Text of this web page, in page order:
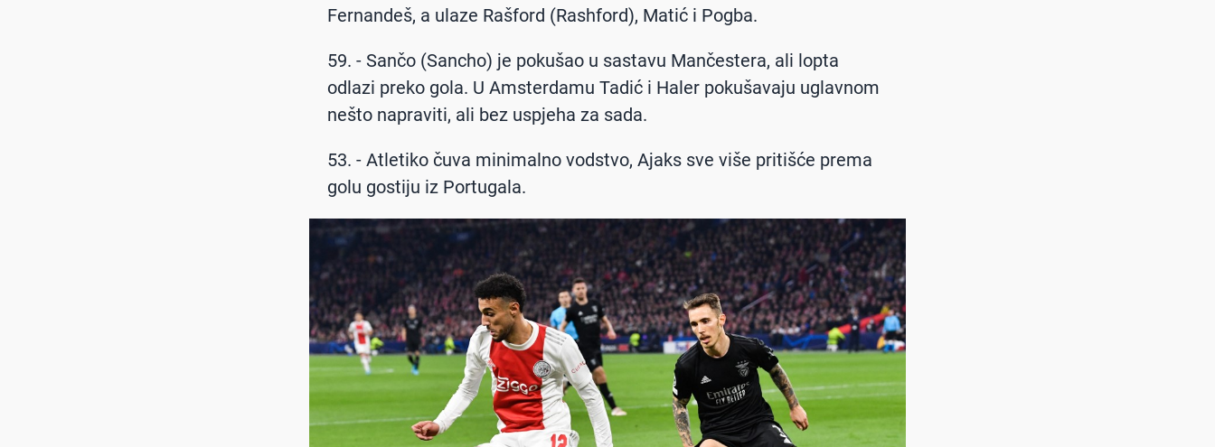
Fernandeš, a ulaze Rašford (Rashford), Matić i Pogba.
59. - Sančo (Sancho) je pokušao u sastavu Mančestera, ali lopta
odlazi preko gola. U Amsterdamu Tadić i Haler pokušavaju uglavnom
nešto napraviti, ali bez uspjeha za sada.
53. - Atletiko čuva minimalno vodstvo, Ajaks sve više pritišće prema
golu gostiju iz Portugala.